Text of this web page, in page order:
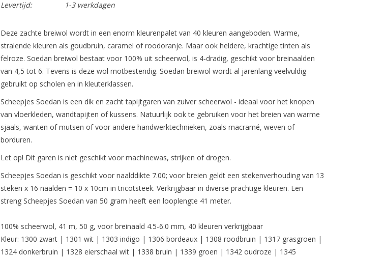
Levertijd:
1-3 werkdagen
Deze zachte breiwol wordt in een enorm kleurenpalet van 40 kleuren aangeboden. Warme,
stralende kleuren als goudbruin, caramel of roodoranje. Maar ook heldere, krachtige tinten als
felroze. Soedan breiwol bestaat voor 100% uit scheerwol, is 4-dradig, geschikt voor breinaalden
van 4,5 tot 6. Tevens is deze wol motbestendig. Soedan breiwol wordt al jarenlang veelvuldig
gebruikt op scholen en in kleuterklassen.
Scheepjes Soedan is een dik en zacht tapijtgaren van zuiver scheerwol - ideaal voor het knopen
van vloerkleden, wandtapijten of kussens. Natuurlijk ook te gebruiken voor het breien van warme
sjaals, wanten of mutsen of voor andere handwerktechnieken, zoals macramé, weven of
borduren.
Let op! Dit garen is niet geschikt voor machinewas, strijken of drogen.
Scheepjes Soedan is geschikt voor naalddikte 7.00; voor breien geldt een stekenverhouding van 13
steken x 16 naalden = 10 x 10cm in tricotsteek. Verkrijgbaar in diverse prachtige kleuren. Een
streng Scheepjes Soedan van 50 gram heeft een looplengte 41 meter.
100% scheerwol, 41 m, 50 g, voor breinaald 4.5-6.0 mm, 40 kleuren verkrijgbaar
Kleur: 1300 zwart | 1301 wit | 1303 indigo | 1306 bordeaux | 1308 roodbruin | 1317 grasgroen |
1324 donkerbruin | 1328 eierschaal wit | 1338 bruin | 1339 groen | 1342 oudroze | 1345